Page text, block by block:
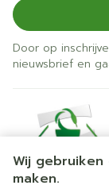
Wij
maken.
Door op
nieuwsbrief en